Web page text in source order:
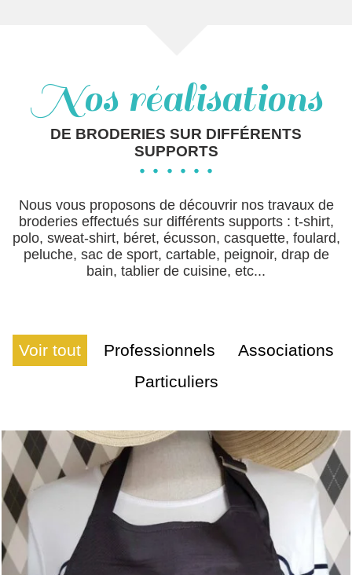
Nos réalisations
DE BRODERIES SUR DIFFÉRENTS
SUPPORTS
Nous vous proposons de découvrir nos travaux de
broderies effectués sur différents supports : t-shirt,
polo, sweat-shirt, béret, écusson, casquette, foulard,
peluche, sac de sport, cartable, peignoir, drap de
bain, tablier de cuisine, etc...
Voir tout Professionnels
Associations
Particuliers